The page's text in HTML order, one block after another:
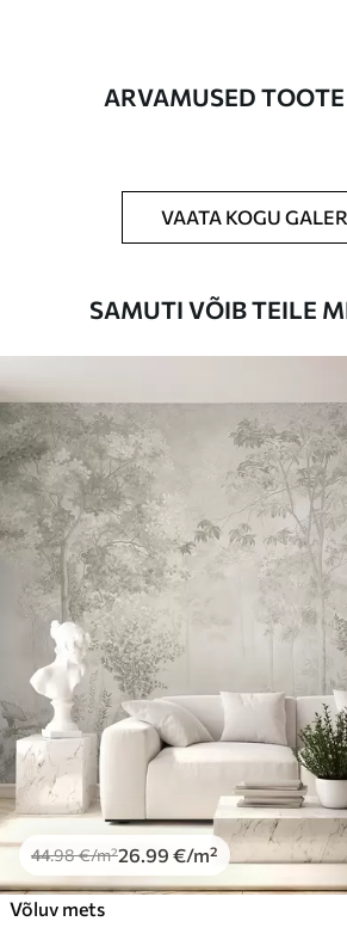
Saadaolevad materjalid
44.9826 .99
Premium
56.6734.00€/m²
Premium vinüül
65 .0039.00 €/m²
Peel and Stick
81 .67 49.00€/m²
ARVAMUSED
VAATA KOGU
SAMUTI VÕIB TEILE
44.98€/m²26 .99 €/m²
Võluv mets